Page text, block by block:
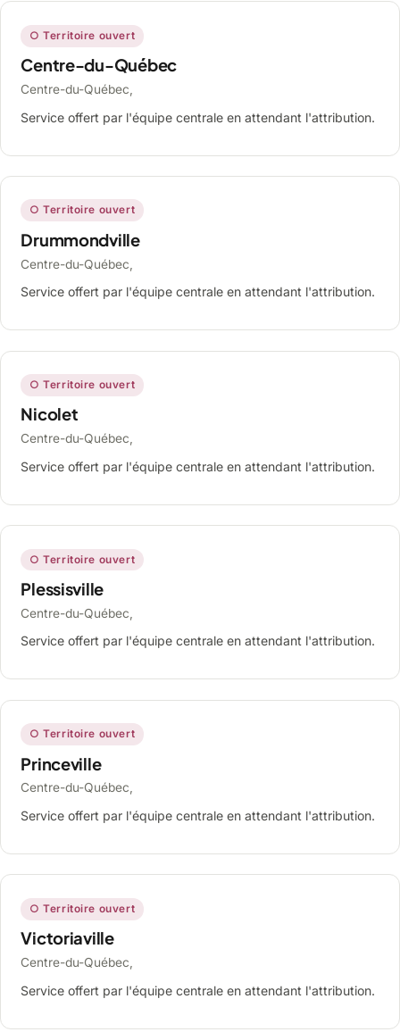
○ Territoire ouvert
Centre-du-Québec
Centre-du-Québec,
Service offert par l'équipe centrale en attendant l'attribution.
○ Territoire ouvert
Drummondville
Centre-du-Québec,
Service offert par l'équipe centrale en attendant l'attribution.
○ Territoire ouvert
Nicolet
Centre-du-Québec,
Service offert par l'équipe centrale en attendant l'attribution.
○ Territoire ouvert
Plessisville
Centre-du-Québec,
Service offert par l'équipe centrale en attendant l'attribution.
○ Territoire ouvert
Princeville
Centre-du-Québec,
Service offert par l'équipe centrale en attendant l'attribution.
○ Territoire ouvert
Victoriaville
Centre-du-Québec,
Service offert par l'équipe centrale en attendant l'attribution.